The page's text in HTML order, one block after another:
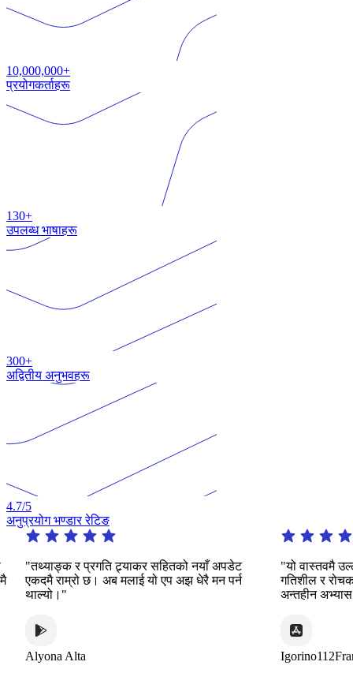
10,000,000+
प्रयोगकर्ताहरू
130+
उपलब्ध भाषाहरू
300+
अद्वितीय अनुभवहरू
4.7/5
अनुप्रयोग भण्डार रेटिङ
"तथ्याङ्क र प्रगति ट्र्याकर सहितको नयाँ अपडेट
एकदमै राम्रो छ। अब मलाई यो एप अझ धेरै मन पर्न
थाल्यो।"
Alyona Alta
"यो वास्तवमै
गतिशील र
अन्तहीन